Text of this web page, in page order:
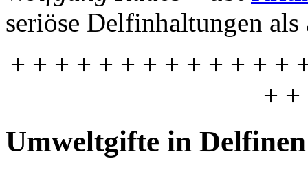
seriöse Delfinhaltungen als
+ + + + + + + + + + + + +
+ +
Umweltgifte in Delfinen